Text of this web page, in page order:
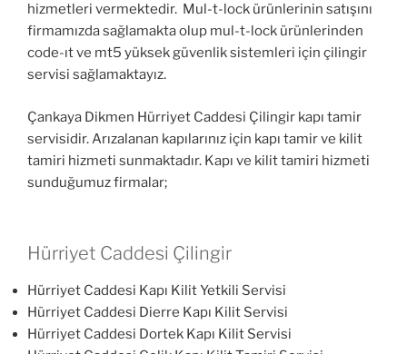
hizmetleri vermektedir. Mul-t-lock ürünlerinin satışını
firmamızda sağlamakta olup mul-t-lock ürünlerinden
code-ıt ve mt5 yüksek güvenlik sistemleri için çilingir
servisi sağlamaktayız.
Çankaya Dikmen Hürriyet Caddesi Çilingir kapı tamir
servisidir. Arızalanan kapılarınız için kapı tamir ve kilit
tamiri hizmeti sunmaktadır. Kapı ve kilit tamiri hizmeti
sunduğumuz firmalar;
Hürriyet Caddesi Çilingir
Hürriyet Caddesi Kapı Kilit Yetkili Servisi
Hürriyet Caddesi Dierre Kapı Kilit Servisi
Hürriyet Caddesi Dortek Kapı Kilit Servisi